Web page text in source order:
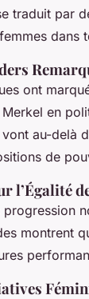
traduit par
dans
ont
en
vont au-delà
de
l’Égalité
montrent